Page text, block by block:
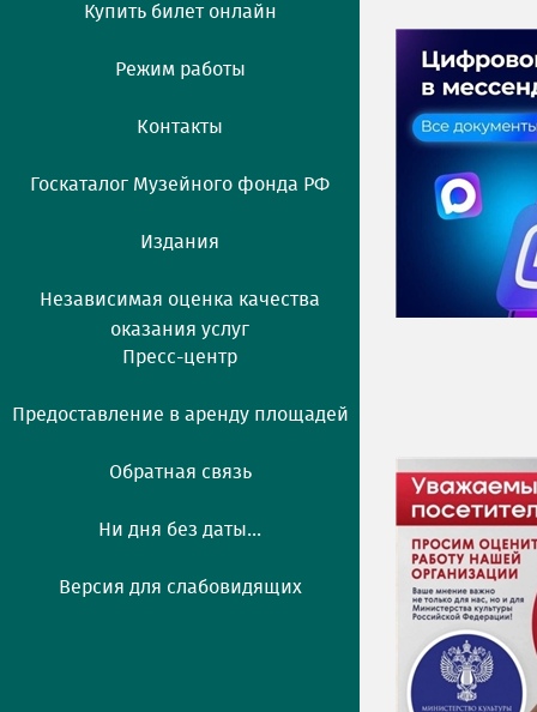
Купить билет онлайн
Режим работы
Контакты
Госкаталог Музейного фонда РФ
Издания
Независимая оценка качества
оказания услуг
Пресс-центр
Предоставление в аренду площадей
Обратная связь
Ни дня без даты...
Версия для слабовидящих